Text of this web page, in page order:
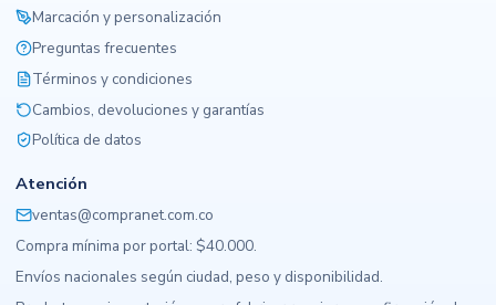
Marcación y personalización
Preguntas frecuentes
Términos y condiciones
Cambios, devoluciones y garantías
Política de datos
Atención
ventas@compranet.com.co
Compra mínima por portal: $40.000.
Envíos nacionales según ciudad, peso y disponibilidad.